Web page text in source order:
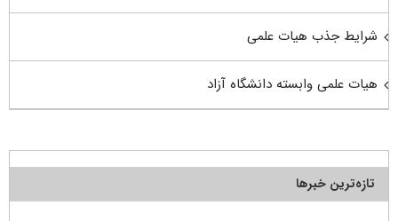
شرایط جذب هیات علمی
هیات علمی وابسته دانشگاه آزاد
تازه‌ترین خبرها